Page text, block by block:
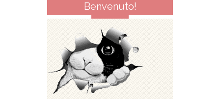
Benvenuto!